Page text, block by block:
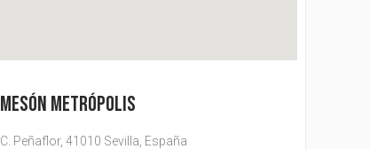
MESÓN METRÓPOLIS
C. Peñaflor, 41010 Sevilla, España